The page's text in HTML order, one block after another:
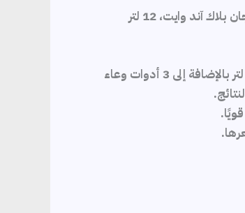
تم تصميم هذا العجان القوي للتعامل مع مجموعة من مهام خلط الطعام. تأتي مع وعاء كبير من الفولاذ المقاوم للصدأ بسعة 12 لتر بالإضافة إلى 3 أدوات وعاء